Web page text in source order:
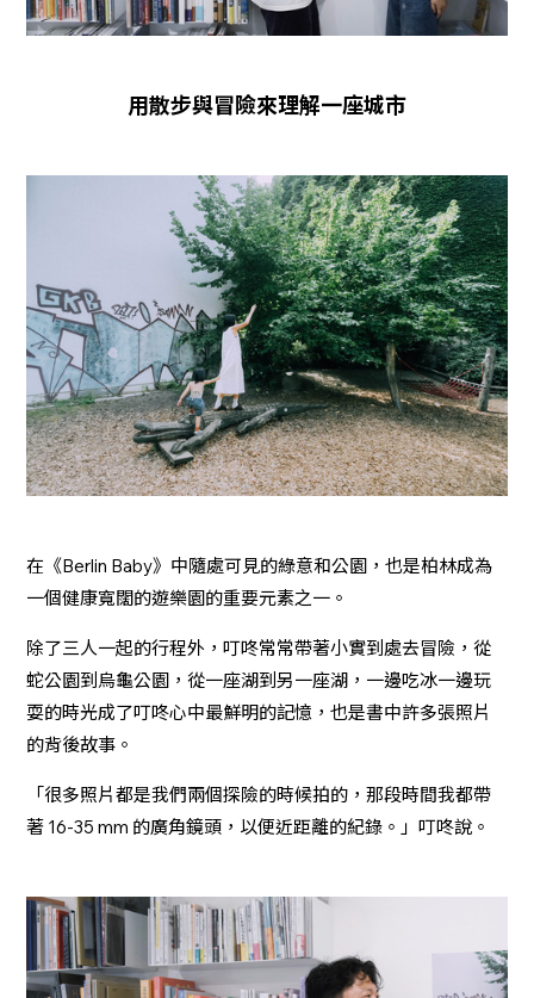
用散步與冒險來理解一座城市
在《Berlin Baby》中隨處可見的綠意和公園，也是柏林成為
一個健康寬闊的遊樂園的重要元素之一。
除了三人一起的行程外，叮咚常常帶著小實到處去冒險，從
蛇公園到烏龜公園，從一座湖到另一座湖，一邊吃冰一邊玩
耍的時光成了叮咚心中最鮮明的記憶，也是書中許多張照片
的背後故事。
「很多照片都是我們兩個探險的時候拍的，那段時間我都帶
著 16-35 mm 的廣角鏡頭，以便近距離的紀錄。」叮咚說。